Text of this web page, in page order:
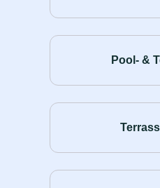
Pool- &